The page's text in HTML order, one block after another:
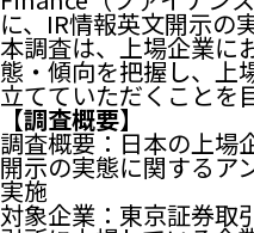
に、IR情報英文開示の
本調査は、上場企業に
態・傾向を把握し、上
立てていただくことを
【調査概要】
調査概要：日本の上場
開示の実態に関するア
実施
対象企業：東京証券取